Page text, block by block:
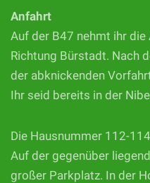
Anfahrt
Auf der B47 nehmt ihr
Richtung Bürstadt. Nach
der abknickenden
Ihr seid bereits in der
Die Hausnummer 112-
Auf der gegenüber
großer Parkplatz. In der